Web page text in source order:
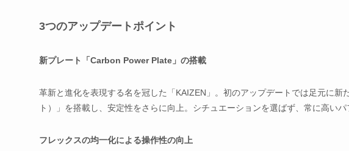
3つのアップデートポイント
新プレート「Carbon Power Plate」の搭載
革新と進化を表現する名を冠した「KAIZEN」。初のアップデートでは足元に
ト）」を搭載し、安定性をさらに向上。シチュエーションを選ばず、常に高いパ
フレックスの均一化による操作性の向上